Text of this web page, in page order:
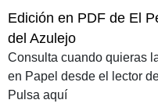
Edición en PDF de El
del Azulejo
Consulta cuando quieras
en Papel desde el lector
Pulsa aquí